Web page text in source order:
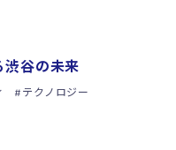
渋谷の未来
テクノロジー